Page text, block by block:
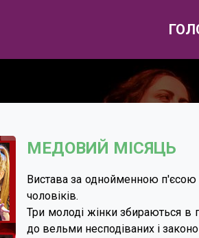
МЕДОВИЙ МІСЯЦЬ
Вистава за однойменною п'єсою
чоловіків.
Три молоді жінки збираються в
до вельми несподіваних і